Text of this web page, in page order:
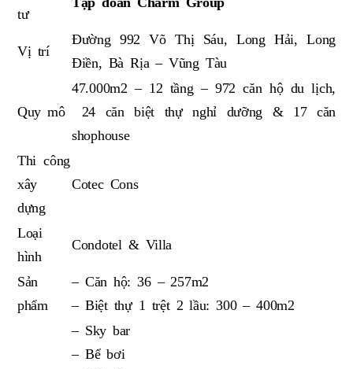
tư
Vị trí
Đường 992 Võ Thị Sáu, Long Hải, Long
Điền, Bà Rịa – Vũng Tàu
Quy mô
47.000m2 – 12 tầng – 972 căn hộ du lịch,
24 căn biệt thự nghỉ dưỡng & 17 căn
shophouse
Thi công
xây
dựng
Cotec Cons
Loại
hình
Condotel & Villa
Sản
phẩm
– Căn hộ: 36 – 257m2
– Biệt thự 1 trệt 2 lầu: 300 – 400m2
– Sky bar
– Bể bơi